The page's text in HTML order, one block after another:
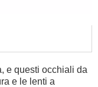
e questi occhiali da
e le lenti a